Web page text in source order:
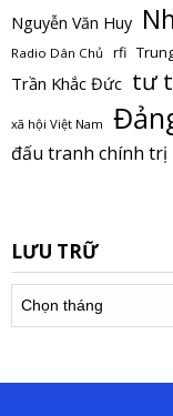
Nguyễn Văn Huy
Radio Dân Chủ rfi
Trần Khắc Đức tư
xã hội Việt Nam
đấu tranh chính trị
LƯU TRỮ
Lưu